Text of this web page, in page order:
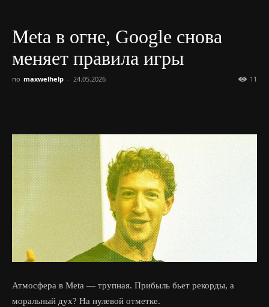
Meta в огне, Google снова
меняет правила игры
по maxwelhelp - 24.05.2026 11
Атмосфера в Meta — трупная. Прибыль бьет рекорды, а
моральный дух? На нулевой отметке.